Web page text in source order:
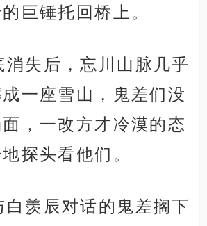
巨锤托回桥上。
消失后，忘川山脉几乎
一座雪山，鬼差们没
，一改方才冷漠的态
探头看他们。
白羡辰对话的鬼差搁下